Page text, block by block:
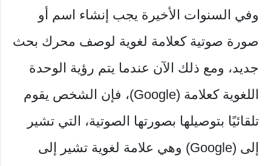
وفي السنوات الأخيرة يجب إنشاء اسم أو
صورة صوتية كعلامة لغوية لوصف محرك بحث
جديد، ومع ذلك الآن عندما يتم رؤية الوحدة
اللغوية كعلامة (Google)، فإن الشخص يقوم
تلقائيًا بتوصيلها بصورتها الصوتية، التي تشير
إلى (Google) وهي علامة لغوية تشير إلى